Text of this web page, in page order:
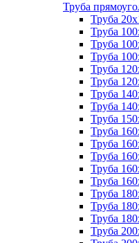
Труба
Труба
Труба
Труба
Труба
Труба
Труба
Труба
Труба
Труба
Труба
Труба
Труба
Труба
Труба
Труба
Труба
Труба
Труба